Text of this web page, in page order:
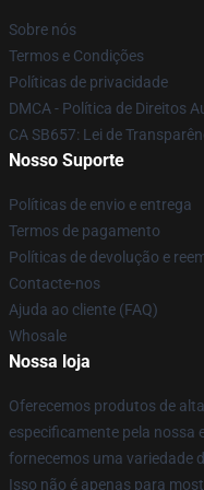
Sobre nós
Termos e Condições
Políticas de privacidade
DMCA - Política de Direitos
CA SB657: Lei de
Nosso Suporte
Políticas de envio e entrega
Termos de pagamento
Políticas de devolução e
Contacte-nos
Ajuda ao cliente (FAQ)
Whosale
Nossa loja
Oferecemos produtos de
especificamente pela nossa
fornecemos uma variedade
Isso não é apenas para